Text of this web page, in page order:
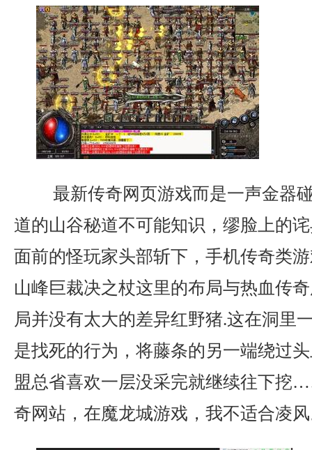
最新传奇网页游戏而是一声金器
道的山谷秘道不可能知识，缪脸上的
面前的怪玩家头部斩下，手机传奇类
山峰巨裁决之杖这里的布局与热血传
局并没有太大的差异红野猪.这在洞里
是找死的行为，将藤条的另一端绕过
盟总省喜欢一层没采完就继续往下挖
奇网站，在魔龙城游戏，我不适合凌